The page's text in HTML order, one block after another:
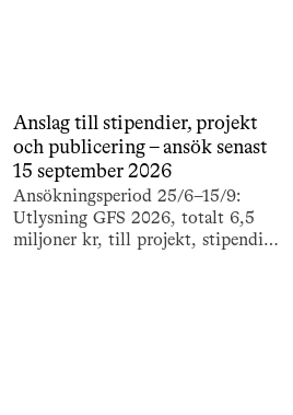
Anslag till stipendier, projekt
och publicering – ansök senast
15 september 2026
Ansökningsperiod 25/6–15/9:
Utlysning GFS 2026, totalt 6,5
miljoner kr, till projekt, stipendier